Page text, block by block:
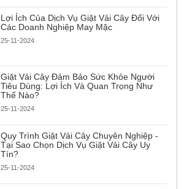
Lợi Ích Của Dịch Vụ Giặt Vải Cây Đối Với
Các Doanh Nghiệp May Mặc
25-11-2024
Giặt Vải Cây Đảm Bảo Sức Khỏe Người
Tiêu Dùng: Lợi Ích Và Quan Trọng Như
Thế Nào?
25-11-2024
Quy Trình Giặt Vải Cây Chuyên Nghiệp -
Tại Sao Chọn Dịch Vụ Giặt Vải Cây Uy
Tín?
25-11-2024